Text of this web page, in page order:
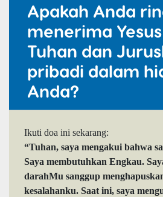
Apakah Anda
menerima
Tuhan dan
pribadi dalam
Anda?
Ikuti doa ini sekarang:
“Tuhan, saya mengakui bahwa
Saya membutuhkan Engkau.
darahMu sanggup
kesalahanku. Saat ini, saya